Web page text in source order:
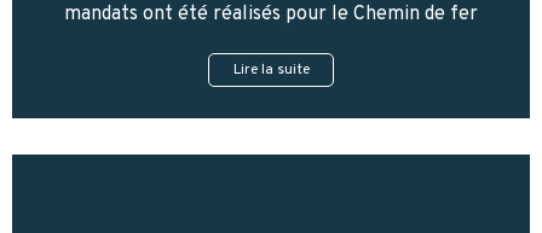
mandats ont été réalisés pour le Chemin de fer
Lire la suite